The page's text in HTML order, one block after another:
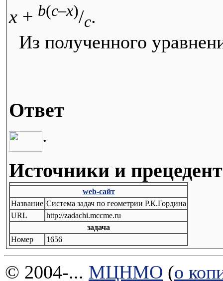
x + b(c–x)/c.
Из полученного
Ответ
.
Источники и
web-сайт
Название Система задач по геометрии Р.К.Гордина
URL
http://zadachi.mccme.ru
задача
Номер
1656
© 2004-... МЦНМО (о